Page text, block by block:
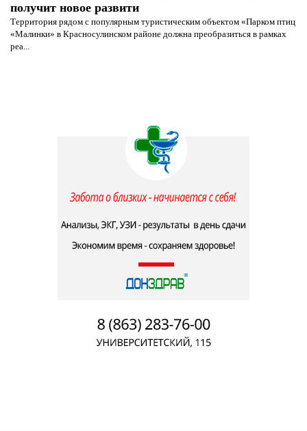
получит новое развити
Территория рядом с популярным туристическим объектом «Парком птиц
«Малинки» в Красносулинском районе должна преобразиться в рамках
реа...